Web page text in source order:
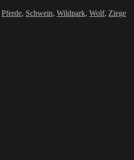
Pferde, Schwein, Wildpark, Wolf, Ziege